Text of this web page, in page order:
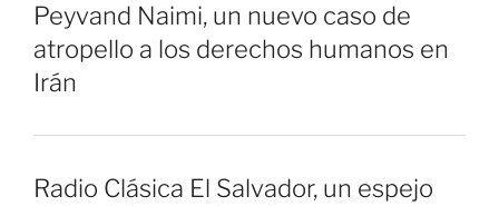
Peyvand Naimi, un nuevo caso de
atropello a los derechos humanos en
Irán
Radio Clásica El Salvador, un espejo